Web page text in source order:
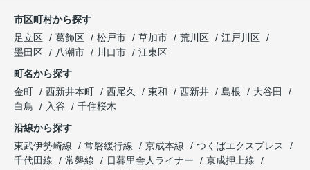
市区町村から探す
足立区
葛飾区 松戸市 草加市 荒川区
江戸川区
墨田区
八潮市 川口市
江東区
町名から探す
金町
西新井本町 西尾久 東和 西新井 島根
大谷田
白鳥
入谷
千住桜木
沿線から探す
東武伊勢崎線
常磐緩行線 京成本線
つくばエクスプレス
千代田線
常磐線 日暮里舎人ライナー
京成押上線